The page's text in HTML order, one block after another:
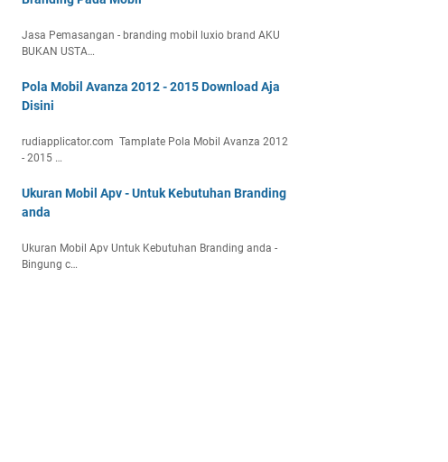
Jasa Pemasangan - branding mobil luxio brand AKU
BUKAN USTA…
Pola Mobil Avanza 2012 - 2015 Download Aja
Disini
rudiapplicator.com Tamplate Pola Mobil Avanza 2012
- 2015 …
Ukuran Mobil Apv - Untuk Kebutuhan Branding
anda
Ukuran Mobil Apv Untuk Kebutuhan Branding anda -
Bingung c…